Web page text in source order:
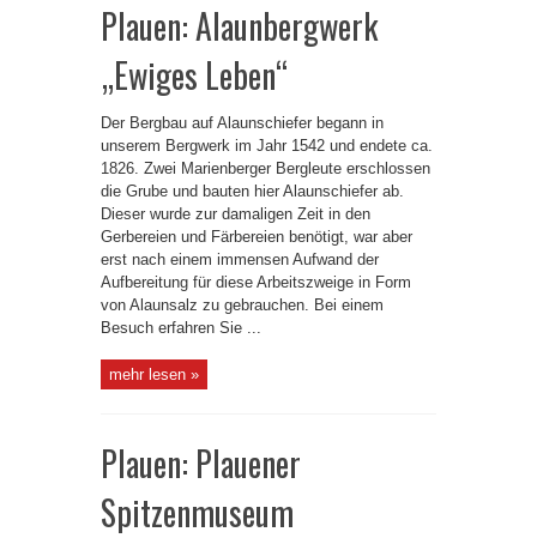
Plauen: Alaunbergwerk
„Ewiges Leben“
Der Bergbau auf Alaunschiefer begann in
unserem Bergwerk im Jahr 1542 und endete ca.
1826. Zwei Marienberger Bergleute erschlossen
die Grube und bauten hier Alaunschiefer ab.
Dieser wurde zur damaligen Zeit in den
Gerbereien und Färbereien benötigt, war aber
erst nach einem immensen Aufwand der
Aufbereitung für diese Arbeitszweige in Form
von Alaunsalz zu gebrauchen. Bei einem
Besuch erfahren Sie ...
mehr lesen »
Plauen: Plauener
Spitzenmuseum